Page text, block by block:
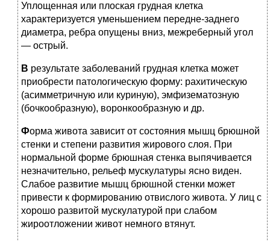
Уплощенная или плоская грудная клетка
характеризуется уменьшением передне-заднего
диаметра, ребра опущены вниз, межреберный угол
— острый.
В результате заболеваний грудная клетка может
приобрести патологическую форму: рахитическую
(асимметричную или куриную), эмфизематозную
(бочкообразную), воронкообразную и др.
Форма живота зависит от состояния мышц брюшной
стенки и степени развития жирового слоя. При
нормальной форме брюшная стенка выпячивается
незначительно, рельеф мускулатуры ясно виден.
Слабое развитие мышц брюшной стенки может
привести к формированию отвислого живота. У лиц с
хорошо развитой мускулатурой при слабом
жироотложении живот немного втянут.